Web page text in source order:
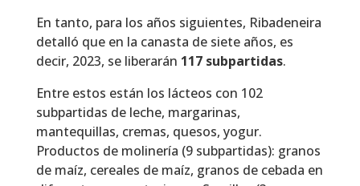
En tanto, para los años siguientes, Ribadeneira
detalló que en la canasta de siete años, es
decir, 2023, se liberarán 117 subpartidas.
Entre estos están los lácteos con 102
subpartidas de leche, margarinas,
mantequillas, cremas, quesos, yogur.
Productos de molinería (9 subpartidas): granos
de maíz, cereales de maíz, granos de cebada en